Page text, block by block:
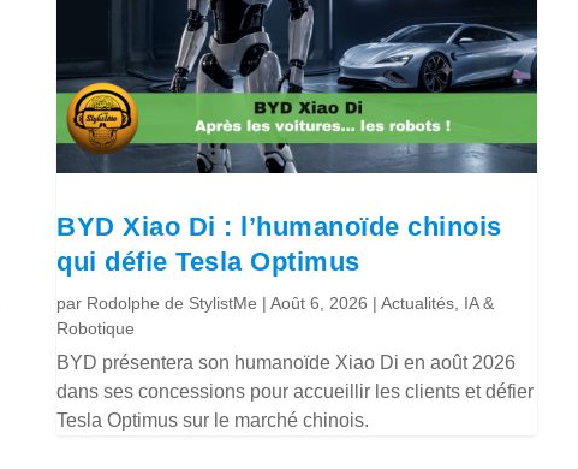
BYD Xiao Di : l’humanoïde chinois
qui défie Tesla Optimus
par Rodolphe de StylistMe |Août 6, 2026 |Actualités IA &
Robotique
BYD présentera son humanoïde Xiao Di en août 2026
dans ses concessions pour accueillir les clients et défier
Tesla Optimus sur le marché chinois.